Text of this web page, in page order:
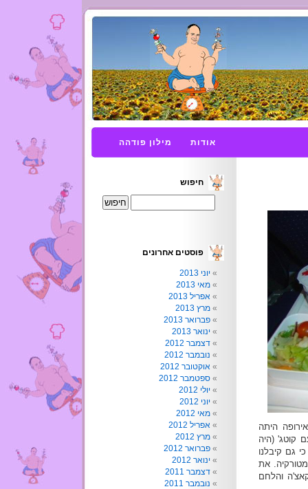
אודות מילון פודהה
היתה
קוטג' (היה
גם קיבלנו
מטורקיה. את
והלחם
חיפוש
פוסטים אחרונים
יוני 2013
מאי 2013
אפריל 2013
מרץ 2013
פברואר 2013
ינואר 2013
דצמבר 2012
נובמבר 2012
אוקטובר 2012
ספטמבר 2012
יולי 2012
יוני 2012
מאי 2012
אפריל 2012
מרץ 2012
פברואר 2012
ינואר 2012
דצמבר 2011
נובמבר 2011